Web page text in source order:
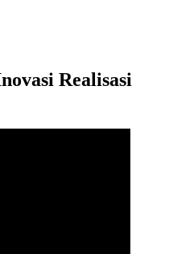
Realisasi